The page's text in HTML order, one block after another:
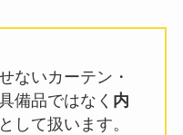
ないカーテン・
備品ではなく 内
として扱います。